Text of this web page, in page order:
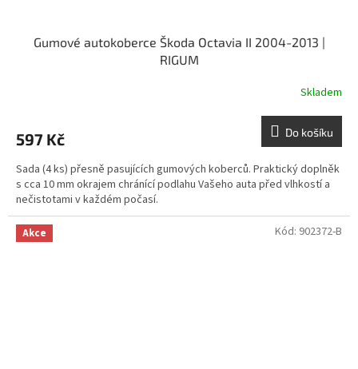
Gumové autokoberce Škoda Octavia II 2004-2013 |
RIGUM
Skladem
597 Kč Do košíku
Sada (4 ks) přesně pasujících gumových koberců. Praktický doplněk
s cca 10 mm okrajem chránící podlahu Vašeho auta před vlhkostí a
nečistotami v každém počasí.
Akce Kód: 902372-B